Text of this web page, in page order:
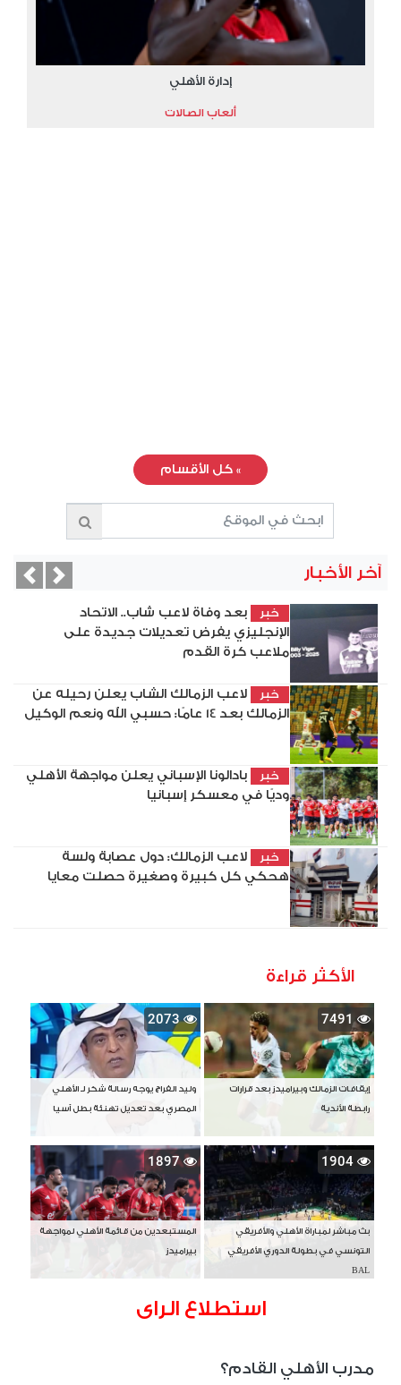
إدارة الأهلي
ألعاب الصالات
» كل الأقسام
آخر الأخبار
خبر
بعد وفاة لاعب شاب.. الاتحاد
الإنجليزي يفرض تعديلات جديدة على
ملاعب كرة القدم
خبر
لاعب الزمالك الشاب يعلن رحيله عن
الزمالك بعد 14 عامًا: حسبي الله ونعم الوكيل
خبر
بادالونا الإسباني يعلن مواجهة الأهلي
وديًا في معسكر إسبانيا
خبر
لاعب الزمالك: دول عصابة ولسة
هحكي كل كبيرة وصغيرة حصلت معايا
Next
الأكثر قراءة
7491
إيقافات الزمالك وبيراميدز بعد قرارات
رابطة الأندية
2073
وليد الفراج يوجه رسالة شكر لـ الأهلي
المصري بعد تعديل تهنئة بطل آسيا
1904
بث مباشر لمباراة الأهلي والأفريقي
التونسي في بطولة الدوري الأفريقي
BAL
1897
المستبعدين من قائمة الأهلي لمواجهة
بيراميدز
استطلاع الراى
مدرب الأهلي القادم؟